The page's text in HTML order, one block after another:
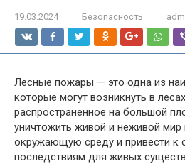
19.03.2024 Безопасность
Лесные пожары — это одна из
которые могут возникнуть в
распространенное на большой
уничтожить живой и неживой мир
окружающую среду и привести к
последствиям для живых